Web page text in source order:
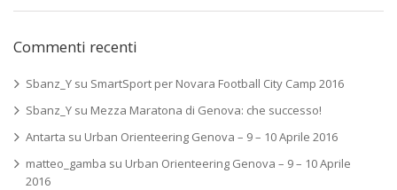
Commenti recenti
Sbanz_Y su SmartSport per Novara Football City Camp 2016
Sbanz_Y su Mezza Maratona di Genova: che successo!
Antarta su Urban Orienteering Genova – 9 – 10 Aprile 2016
matteo_gamba su Urban Orienteering Genova – 9 – 10 Aprile
2016